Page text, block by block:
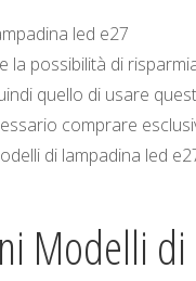
led e27
la possibilità di
quello di usare
comprare
di lampadina led
Modelli